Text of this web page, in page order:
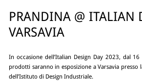
PRANDINA @ ITALIAN
VARSAVIA
In occasione dell’Italian Design Day 2023, dal
prodotti saranno in esposizione a Varsavia presso
dell’Istituto di Design Industriale.